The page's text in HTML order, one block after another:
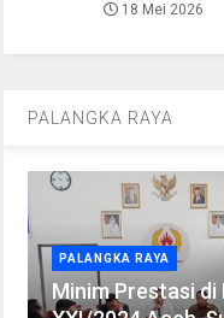
18 Mei 2026
PALANGKA RAYA
PALANGKA RAYA
Minim Prestasi di